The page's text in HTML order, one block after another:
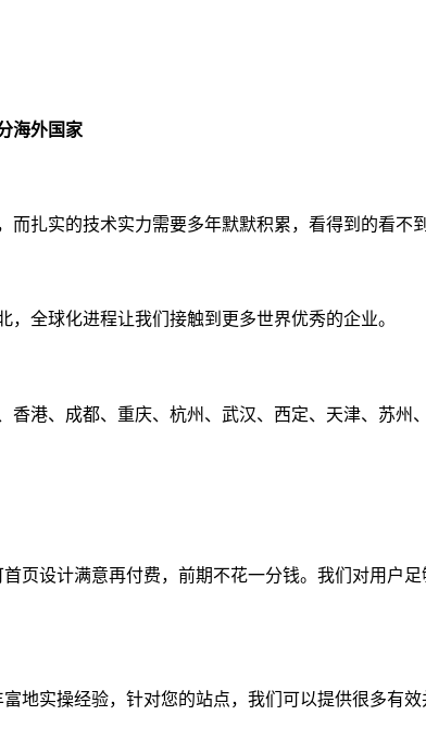
海外国家
而扎实的技术实力需要多年默默积累，看得到的看不
，全球化进程让我们接触到更多世界优秀的企业。
香港、成都、重庆、杭州、武汉、西定、天津、苏
页设计满意再付费，前期不花一分钱。我们对用户
地实操经验，针对您的站点，我们可以提供很多有